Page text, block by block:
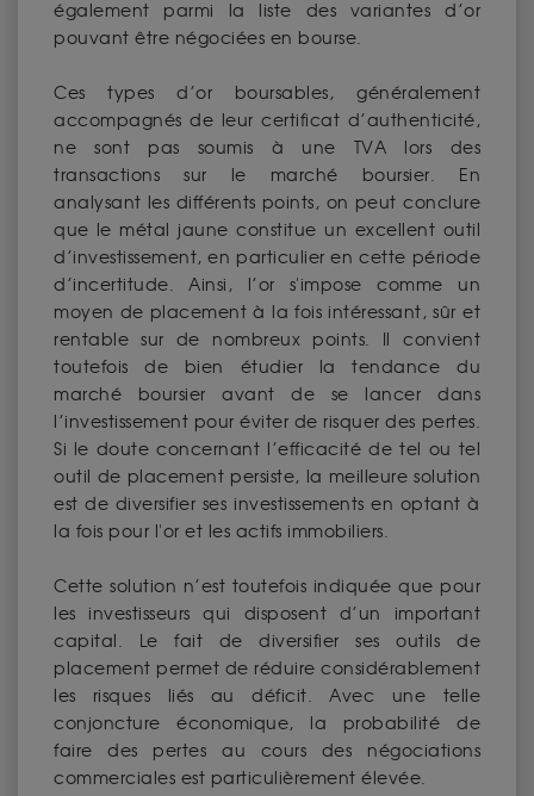
également parmi la liste des variantes d’or
pouvant être négociées en bourse.
Ces types d’or boursables, généralement
accompagnés de leur certificat d’authenticité,
ne sont pas soumis à une TVA lors des
transactions sur le marché boursier. En
analysant les différents points, on peut conclure
que le métal jaune constitue un excellent outil
d’investissement, en particulier en cette période
d’incertitude. Ainsi, l’or s'impose comme un
moyen de placement à la fois intéressant, sûr et
rentable sur de nombreux points. Il convient
toutefois de bien étudier la tendance du
marché boursier avant de se lancer dans
l’investissement pour éviter de risquer des pertes.
Si le doute concernant l’efficacité de tel ou tel
outil de placement persiste, la meilleure solution
est de diversifier ses investissements en optant à
la fois pour l'or et les actifs immobiliers.
Cette solution n’est toutefois indiquée que pour
les investisseurs qui disposent d’un important
capital. Le fait de diversifier ses outils de
placement permet de réduire considérablement
les risques liés au déficit. Avec une telle
conjoncture économique, la probabilité de
faire des pertes au cours des négociations
commerciales est particulièrement élevée.